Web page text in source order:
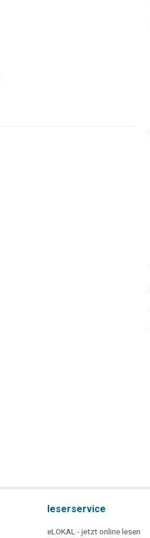
leserservice
eLOKAL - jetzt online lesen